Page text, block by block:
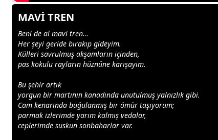
MAVİ TREN
Beni de al mavi tren…
Her şeyi geride bırakıp gideyim.
Külleri savrulmuş akşamların içinden,
pas kokulu rayların hüznüne karışayım.
Bu şehir artık
yorgun bir martının kanadında unutulmuş yalnızlık gibi.
Cam kenarında buğulanmış bir ömür taşıyorum;
parmak izlerimde yarım kalmış vedalar,
ceplerimde suskun sonbaharlar var.